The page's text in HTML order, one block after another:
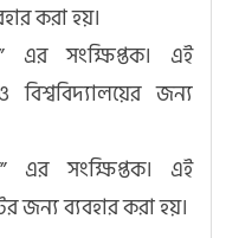
করা হয়।
এর সংক্ষিপ্তক। এই
বিশ্ববিদ্যালয়ের জন্য
এর সংক্ষিপ্তক। এই
জন্য ব্যবহার করা হয়।